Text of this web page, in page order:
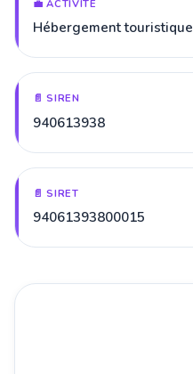
💼 ACTIVITÉ
Hébergement touristique
📄 SIREN
940613938
📄 SIRET
94061393800015